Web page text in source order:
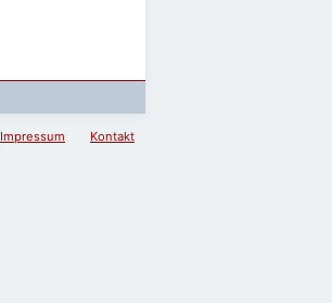
Impressum Kontakt